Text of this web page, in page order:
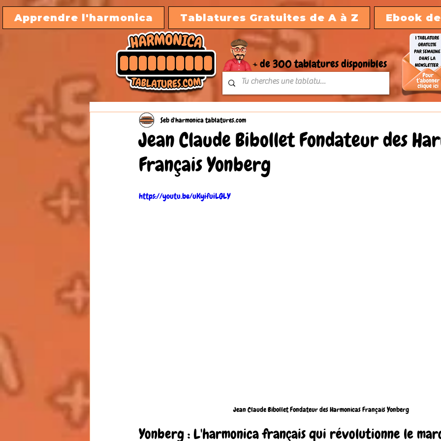
Apprendre l'harmonica Tablatures Gratuites de A à Z Ebook
+ de 300 tablatures disponibles
Jean Claude Bibollet Fondateur des
Français Yonberg
Seb d'harmonica tablatures.com
https://youtu.be/uKyifuiLGLY
Jean Claude Bibollet Fondateur des Harmonicas Français Yonberg
Yonberg : L'harmonica français qui révolutionne le